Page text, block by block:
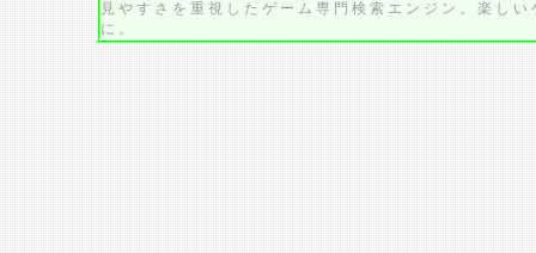
見やすさを重視したゲーム専門検索エンジン。楽し
に。